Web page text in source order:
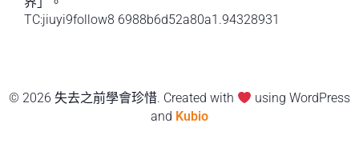
TC:jiuyi9follow8 6988b6d52a80a1.94328931
© 2026 失去之前學會珍惜. Created with
using WordPress
and Kubio